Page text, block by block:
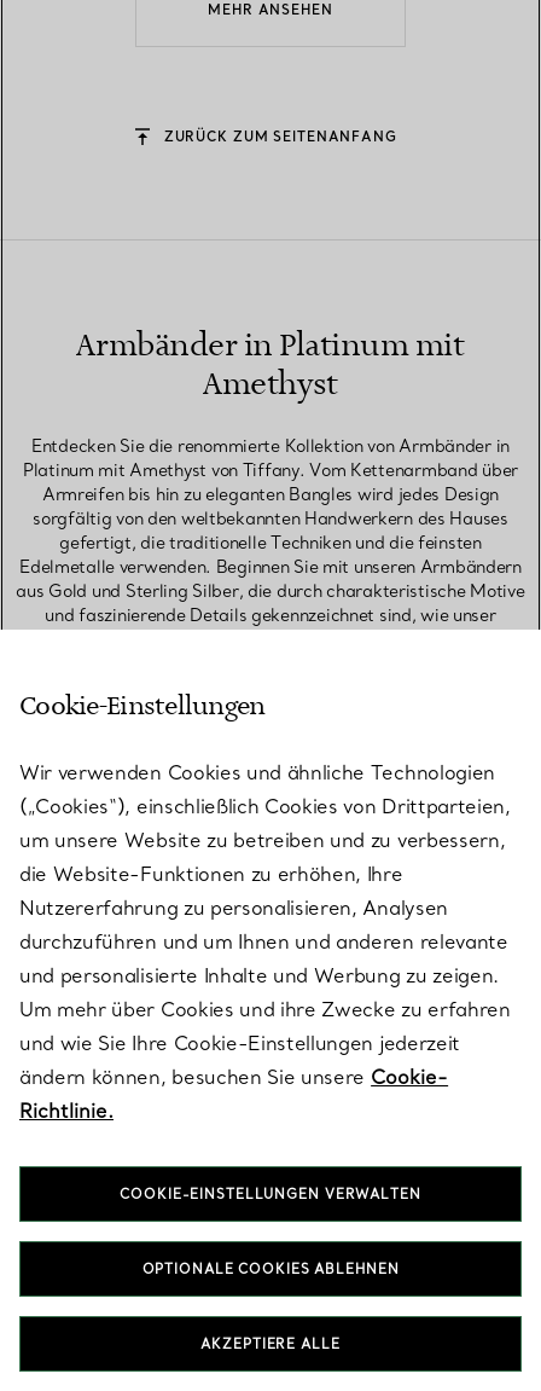
MEHR ANSEHEN
ZURÜCK ZUM SEITENANFANG
Armbänder in Platinum mit
Amethyst
Entdecken Sie die renommierte Kollektion von Armbänder in
Platinum mit Amethyst von Tiffany. Vom Kettenarmband über
Armreifen bis hin zu eleganten Bangles wird jedes Design
sorgfältig von den weltbekannten Handwerkern des Hauses
gefertigt, die traditionelle Techniken und die feinsten
Edelmetalle verwenden. Beginnen Sie mit unseren Armbändern
aus Gold und Sterling Silber, die durch charakteristische Motive
und faszinierende Details gekennzeichnet sind, wie unser
einzeln getragen oder als Set kombiniert werden. Entdecken Sie
unseren Favoriten, die gut zusammenpassen, gehören ein
Diamant-Tennisarmband, ein schmales Bangle und ein
Kettenarmband, die einen auffälligen Kontrast der Texturen
bieten. Suchen Sie nach einem bedeutungsvollen
Geburtssteinen, ein Geschenk, das sie über Jahre hinweg
schätzen werden. Unsere Kollektion zeitloser Designs spiegelt die
legendäre Erfindungsgabe und Kreativität des Hauses wider, mit
Armbänder in Platinum mit Amethyst, die nur unsere
Handwerker sich vorstellen könnten.
HALSKETTEN & ANHÄNGER IN PLATINUM MIT AMETHYST
OHRRINGE IN PLATINUM MIT AMETHYST
Nach Kategorie ansehen
Cookie-Einstellungen
Wir verwenden Cookies und ähnliche Technologien
(„Cookies“), einschließlich Cookies von Drittparteien,
um unsere Website zu betreiben und zu verbessern,
die Website-Funktionen zu erhöhen, Ihre
Nutzererfahrung zu personalisieren, Analysen
durchzuführen und um Ihnen und anderen relevante
und personalisierte Inhalte und Werbung zu zeigen.
Um mehr über Cookies und ihre Zwecke zu erfahren
und wie Sie Ihre Cookie-Einstellungen jederzeit
ändern können, besuchen Sie unsere Cookie-
Richtlinie.
COOKIE-EINSTELLUNGEN VERWALTEN
OPTIONALE COOKIES ABLEHNEN
AKZEPTIERE ALLE